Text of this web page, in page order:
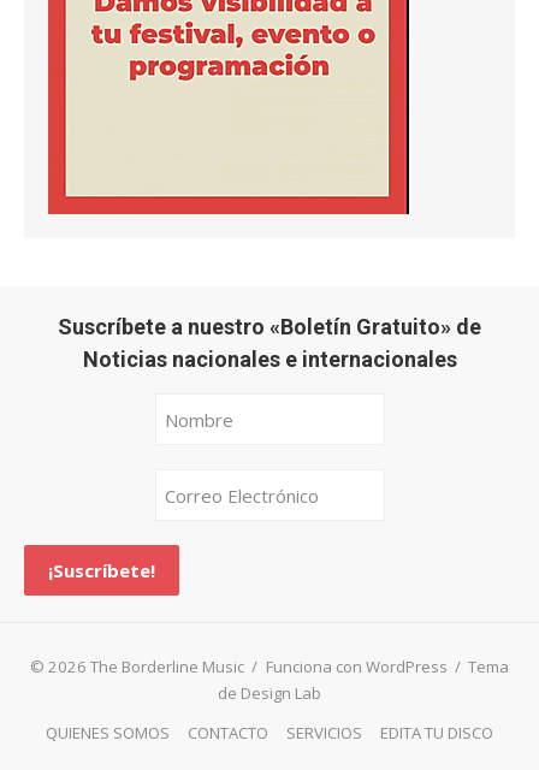
Suscríbete a nuestro «Boletín Gratuito» de
Noticias nacionales e internacionales
© 2026 The Borderline Music / Funciona con WordPress / Tema
de Design Lab
QUIENES SOMOS
CONTACTO SERVICIOS EDITA TU DISCO